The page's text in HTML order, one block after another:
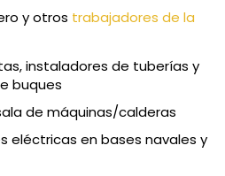
y otros trabajadores de la
instaladores de tuberías y
buques
de máquinas/calderas
eléctricas en bases navales y